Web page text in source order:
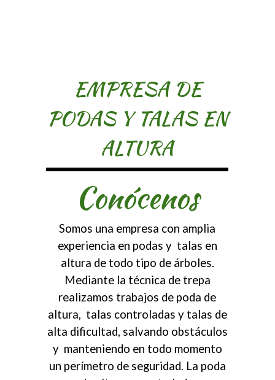
EMPRESA DE
PODAS Y TALAS EN
ALTURA
Conócenos
Somos una empresa con amplia
experiencia en podas y talas en
altura de todo tipo de árboles.
Mediante la técnica de trepa
realizamos trabajos de poda de
altura, talas controladas y talas de
alta dificultad, salvando obstáculos
y manteniendo en todo momento
un perímetro de seguridad. La poda